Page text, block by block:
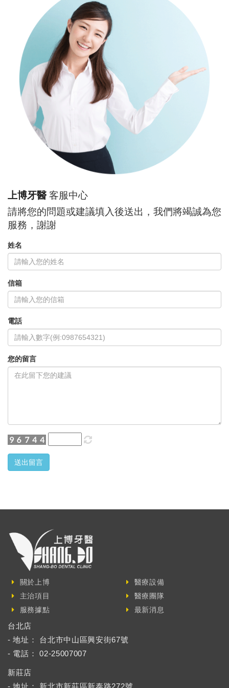
上博牙醫 客服中心
請將您的問題或建議填入後送出，我們將竭誠為您
服務，謝謝
姓名
信箱
電話
您的留言
送出留言
關於上博
主治項目
服務據點
醫療設備
醫療團隊
最新消息
台北店
- 地址： 台北市中山區興安街67號
- 電話： 02-25007007
新莊店
- 地址： 新北市新莊區新泰路272號